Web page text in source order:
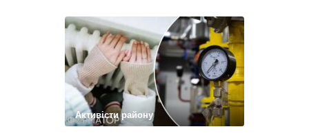
суботу, 8 серпня 2026 року, на Теремках у Києві
почалася вже …
Поділитися у соцмережах:
Активісти району